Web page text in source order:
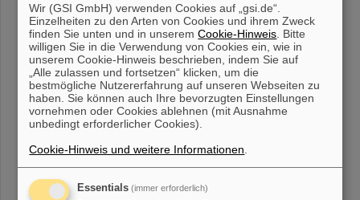
GSI/FAIR ein Dauerstrich-Linearbeschleuniger, der mit seinem
kontinuierlichen Teilchenstrahl neue Forschungsmöglichkeiten
eröffnet. Das erste s
« .... 97 98 99 100 101 102 103
104
105
106 .... »
Wir (GSI GmbH) verwenden Cookies auf „gsi.de“.
Einzelheiten zu den Arten von Cookies und ihrem Zweck
finden Sie unten und in unseremCookie-Hinweis . Bitte
willigen Sie in die Verwendung von Cookies ein, wie in
unserem Cookie-Hinweis beschrieben, indem Sie auf
„Alle zulassen und fortsetzen“ klicken, um die
bestmögliche Nutzererfahrung auf unseren Webseiten zu
haben. Sie können auch Ihre bevorzugten Einstellungen
vornehmen oder Cookies ablehnen (mit Ausnahme
unbedingt erforderlicher Cookies).
Cookie-Hinweis und weitere Informationen
Essentials (immer erforderlich)